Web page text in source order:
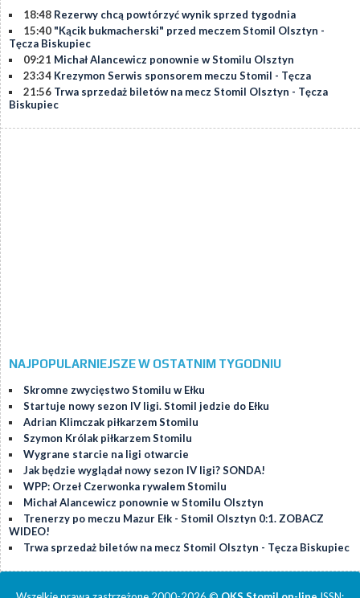
18:48 Rezerwy chcą powtórzyć wynik sprzed tygodnia
15:40 "Kącik bukmacherski" przed meczem Stomil Olsztyn -
Tęcza Biskupiec
09:21 Michał Alancewicz ponownie w Stomilu Olsztyn
23:34 Krezymon Serwis sponsorem meczu Stomil - Tęcza
21:56 Trwa sprzedaż biletów na mecz Stomil Olsztyn - Tęcza
Biskupiec
NAJPOPULARNIEJSZE W OSTATNIM TYGODNIU
Skromne zwycięstwo Stomilu w Ełku
Startuje nowy sezon IV ligi. Stomil jedzie do Ełku
Adrian Klimczak piłkarzem Stomilu
Szymon Królak piłkarzem Stomilu
Wygrane starcie na ligi otwarcie
Jak będzie wyglądał nowy sezon IV ligi? SONDA!
WPP: Orzeł Czerwonka rywalem Stomilu
Michał Alancewicz ponownie w Stomilu Olsztyn
Trenerzy po meczu Mazur Ełk - Stomil Olsztyn 0:1. ZOBACZ
WIDEO!
Trwa sprzedaż biletów na mecz Stomil Olsztyn - Tęcza Biskupiec